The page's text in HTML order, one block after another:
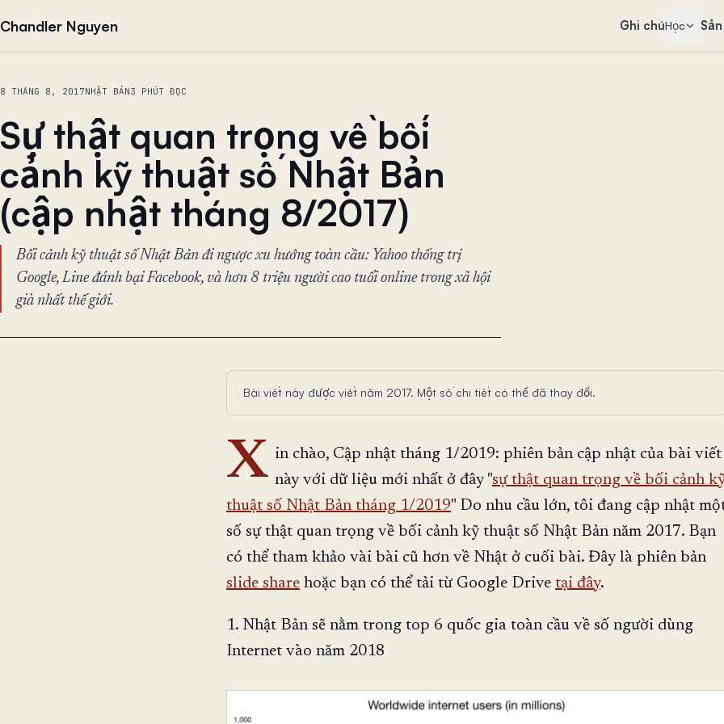
Chandler Nguyen Ghi chúHọc
8 THÁNG 8, 2017NHẬT BẢN3 PHÚT ĐỌC
Sự thật quan trọng về bối
cảnh kỹ thuật số Nhật Bản
(cập nhật tháng 8/2017)
Bối cảnh kỹ thuật số Nhật Bản đi ngược xu hướng toàn cầu: Yahoo thống trị
Google, Line đánh bại Facebook, và hơn 8 triệu người cao tuổi online trong xã hội
già nhất thế giới.
Bài viết này được viết năm 2017. Một số chi tiết có thể đã thay đổi.
X in chào, Cập nhật tháng 1/2019: phiên bản cập nhật của bài viết
này với dữ liệu mới nhất ở đây "sự thật quan trọng về bối cảnh
thuật số Nhật Bản tháng 1/2019" Do nhu cầu lớn, tôi đang cập nhật
số sự thật quan trọng về bối cảnh kỹ thuật số Nhật Bản năm 2017. Bạn
có thể tham khảo vài bài cũ hơn về Nhật ở cuối bài. Đây là phiên bản
slide share hoặc bạn có thể tải từ Google Drive tại đây.
1. Nhật Bản sẽ nằm trong top 6 quốc gia toàn cầu về số người dùng
Internet vào năm 2018